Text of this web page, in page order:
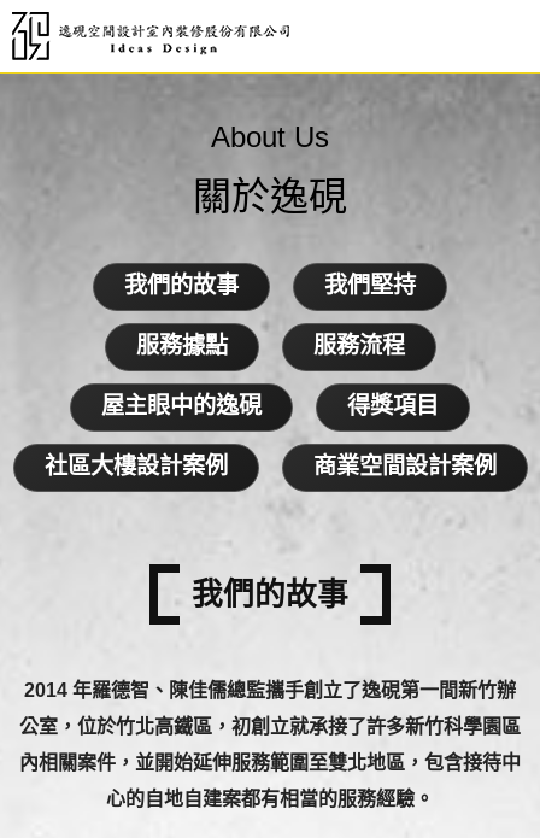
About Us
關於逸硯
我們的故事 我們堅持
服務據點 服務流程
屋主眼中的逸硯 得獎項目
社區大樓設計案例 商業空間設計案例
我們的故事
2014 年羅德智、陳佳儒總監攜手創立了逸硯第一間新竹辦
公室，位於竹北高鐵區，初創立就承接了許多新竹科學園區
內相關案件，並開始延伸服務範圍至雙北地區，包含接待中
心的自地自建案都有相當的服務經驗。